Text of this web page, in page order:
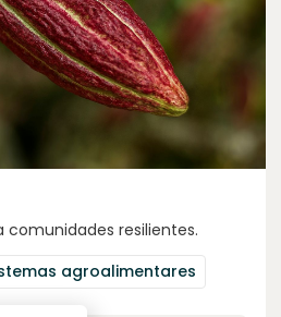
resilientes.
agroalimentares